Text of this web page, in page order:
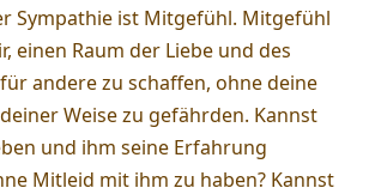
Sympathie ist Mitgefühl. Mitgefühl
einen Raum der Liebe und des
andere zu schaffen, ohne deine
Weise zu gefährden. Kannst
und ihm seine Erfahrung
Mitleid mit ihm zu haben? Kannst